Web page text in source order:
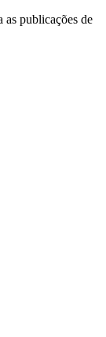
as publicações de